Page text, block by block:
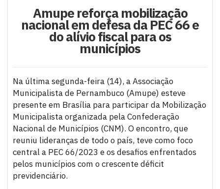
Amupe reforça mobilização
nacional em defesa da PEC 66 e
do alívio fiscal para os
municípios
Na última segunda-feira (14), a Associação
Municipalista de Pernambuco (Amupe) esteve
presente em Brasília para participar da Mobilização
Municipalista organizada pela Confederação
Nacional de Municípios (CNM). O encontro, que
reuniu lideranças de todo o país, teve como foco
central a PEC 66/2023 e os desafios enfrentados
pelos municípios com o crescente déficit
previdenciário.